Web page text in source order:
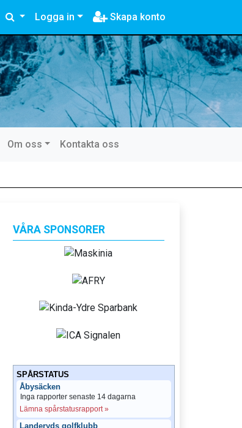
Logga in Skapa konto
Om oss Kontakta oss
VÅRA SPONSORER
SPÅRSTATUS
Åbysäcken
Inga rapporter senaste 14 dagarna
Lämna spårstatusrapport »
Landeryds golfklubb